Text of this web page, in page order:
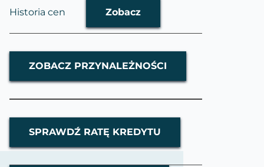
Historia cen Zobacz
ZOBACZ PRZYNALEŻNOŚCI
SPRAWDŹ RATĘ KREDYTU